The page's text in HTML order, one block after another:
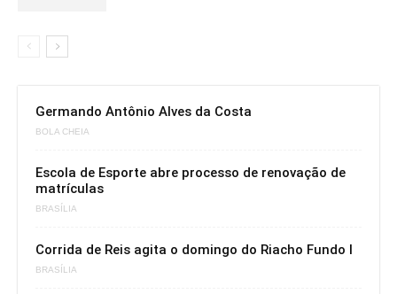
Germando Antônio Alves da Costa
BOLA CHEIA
Escola de Esporte abre processo de renovação de
matrículas
BRASÍLIA
Corrida de Reis agita o domingo do Riacho Fundo I
BRASÍLIA